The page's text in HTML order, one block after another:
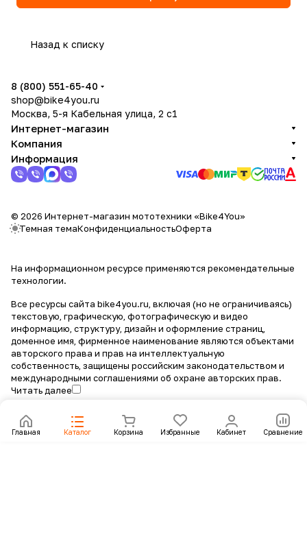
Назад к списку
Главная Каталог Корзина Избранные Кабинет Сравнение
8 (800) 551-65-40
shop@bike4you.ru
Москва, 5-я Кабельная улица, 2 с1
Интернет-магазин
Компания
Информация
© 2026 Интернет-магазин мототехники «Bike4You»
Темная темаКонфиденциальностьОферта
На информационном ресурсе применяются рекомендательные
технологии.
Все ресурсы сайта bike4you.ru, включая (но не ограничиваясь)
текстовую, графическую, фотографическую и видео
информацию, структуру, дизайн и оформление страниц,
доменное имя, фирменное наименование являются объектами
авторского права и прав на интеллектуальную
собственность, защищены российским законодательством и
международными соглашениями об охране авторских прав.
Читать далее